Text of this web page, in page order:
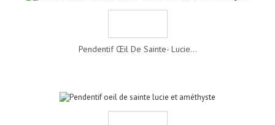
Pendentif Œil De Sainte- Lucie...